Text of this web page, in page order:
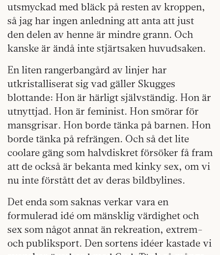
utsmyckad med bläck på resten av kroppen,
så jag har ingen anledning att anta att just
den delen av henne är mindre grann. Och
kanske är ändå inte stjärtsaken huvudsaken.
En liten rangerbangård av linjer har
utkristalliserat sig vad gäller Skugges
blottande: Hon är härligt självständig. Hon är
utnyttjad. Hon är feminist. Hon smörar för
mansgrisar. Hon borde tänka på barnen. Hon
borde tänka på refrängen. Och så det lite
coolare gäng som halvdiskret försöker få fram
att de också är bekanta med kinky sex, om vi
nu inte förstått det av deras bildbylines.
Det enda som saknas verkar vara en
formulerad idé om mänsklig värdighet och
sex som något annat än rekreation, extrem-
och publiksport. Den sortens idéer kastade vi